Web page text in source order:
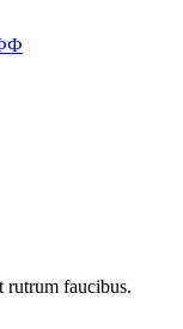
rutrum faucibus.